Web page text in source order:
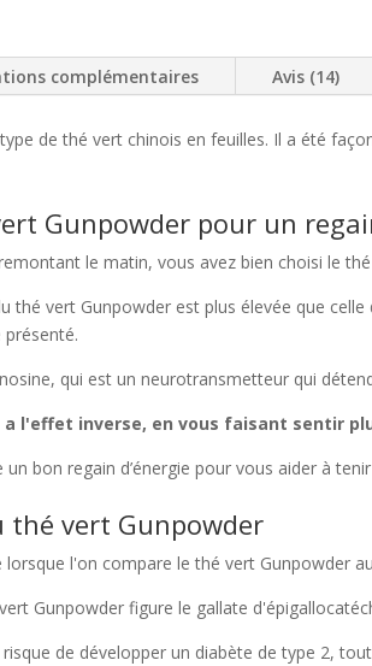
complémentaires Avis (14)
de thé vert chinois en feuilles. Il a été
Gunpowder pour un
le matin, vous avez bien choisi le
thé vert Gunpowder est plus élevée que
qui est un neurotransmetteur qui
a l'effet inverse, en vous faisant sentir
bon regain d’énergie pour vous aider à
vert Gunpowder
l'on compare le thé vert Gunpowder
Gunpowder figure le gallate
de développer un diabète de type 2,